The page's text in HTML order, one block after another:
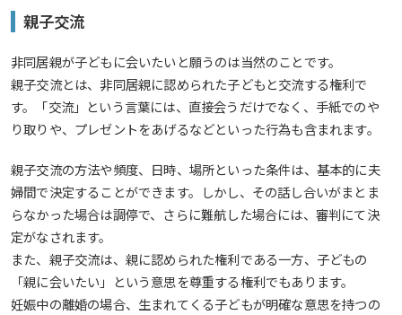
親子交流
非同居親が子どもに会いたいと願うのは当然のことです。
親子交流とは、非同居親に認められた子どもと交流する権利で
す。「交流」という言葉には、直接会うだけでなく、手紙でのや
り取りや、プレゼントをあげるなどといった行為も含まれます。
親子交流の方法や頻度、日時、場所といった条件は、基本的に夫
婦間で決定することができます。しかし、その話し合いがまとま
らなかった場合は調停で、さらに難航した場合には、審判にて決
定がなされます。
また、親子交流は、親に認められた権利である一方、子どもの
「親に会いたい」という意思を尊重する権利でもあります。
妊娠中の離婚の場合、生まれてくる子どもが明確な意思を持つの